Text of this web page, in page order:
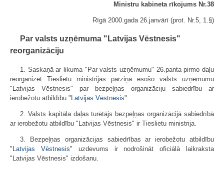
Ministru kabineta rīkojums Nr.38
Rīgā 2000.gada 26.janvārī (prot. Nr.5, 1.§)
Par valsts uzņēmuma "Latvijas Vēstnesis"
reorganizāciju
1. Saskaņā ar likuma "Par valsts uzņēmumu" 26.panta pirmo daļu
reorganizēt Tieslietu ministrijas pārziņā esošo valsts uzņēmumu
"Latvijas Vēstnesis" par bezpeļņas organizāciju sabiedrību ar
ierobežotu atbildību " Latvijas Vēstnesis".
2. Valsts kapitāla daļas turētājs bezpeļņas organizācijā sabiedrībā
ar ierobežotu atbildību "Latvijas Vēstnesis" ir Tieslietu ministrija.
3. Bezpeļņas organizācijas sabiedrības ar ierobežotu atbildību
" Latvijas Vēstnesis" uzdevums ir nodrošināt oficiālā laikraksta
"Latvijas Vēstnesis" izdošanu.